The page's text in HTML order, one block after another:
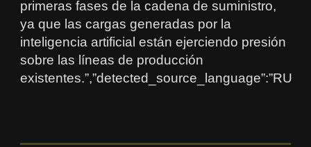
primeras fases de la cadena de suministro,
ya que las cargas generadas por la
inteligencia artificial están ejerciendo presión
sobre las líneas de producción
existentes.”,”detected_source_language”:”RU